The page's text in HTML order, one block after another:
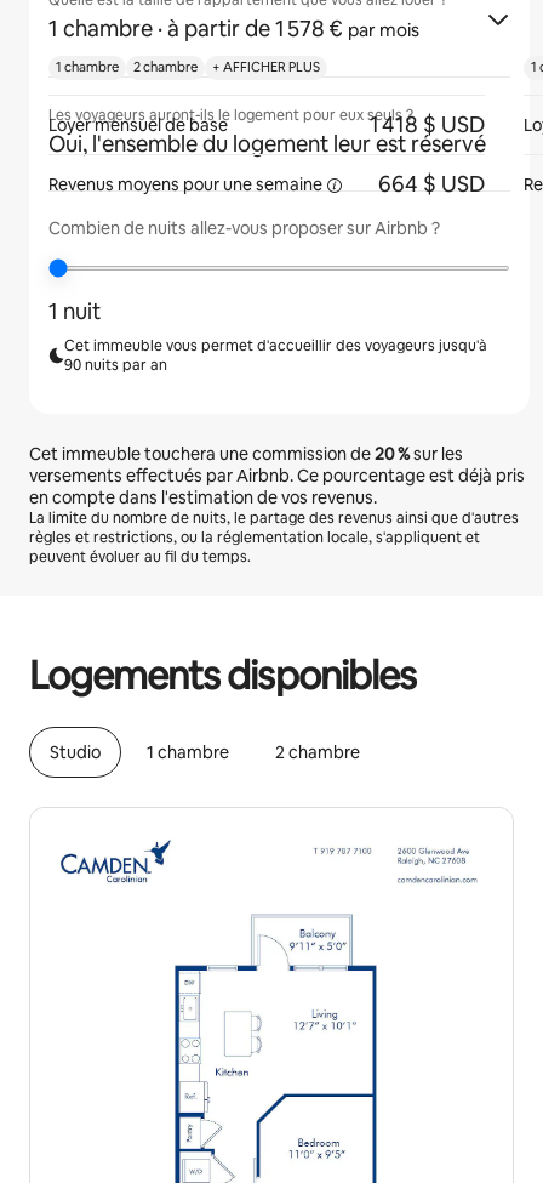
1 chambre · à partir de 1 578 € par mois
Les voyageurs auront-ils le logement pour eux seuls ?
Oui, l'ensemble du logement leur est réservé
Combien de nuits allez-vous proposer sur Airbnb ?
1 nuit
Cet immeuble vous permet d'accueillir des voyageurs jusqu'à
90 nuits par an
Cet immeuble touchera une commission de20 %sur les
versements effectués par Airbnb. Ce pourcentage est déjà pris
en compte dans l'estimation de vos revenus.
La limite du nombre de nuits, le partage des revenus ainsi que d'autres
règles et restrictions, ou la réglementation locale, s'appliquent et
peuvent évoluer au fil du temps.
Logements disponibles
Studio 1 chambre 2 chambre
1 chambre 2 chambre + AFFICHER PLUS
Loyer mensuel de base 1 418 $ USD
Revenus moyens pour unesemaine 664 $ USD
1